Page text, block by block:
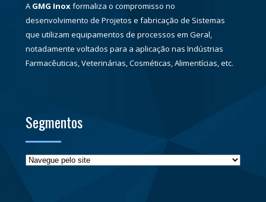
A GMG Inoxformaliza o compromisso no
desenvolvimento de Projetos e fabricação de Sistemas
que utilizam equipamentos de processos em Geral,
notadamente voltados para a aplicação nas Indústrias
Farmacêuticas, Veterinárias, Cosméticas, Alimentícias, etc.
Segmentos